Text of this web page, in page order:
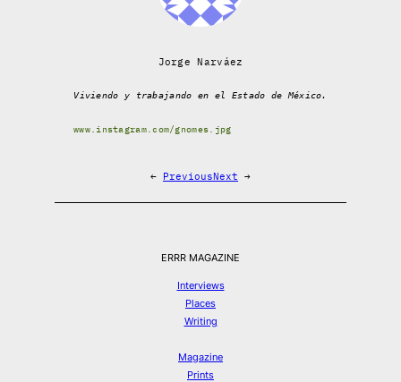
Jorge Narváez
Viviendo y trabajando en el Estado de México.
www.instagram.com/gnomes.jpg
← PreviousNext →
ERRR MAGAZINE
Interviews
Places
Writing
Magazine
Prints